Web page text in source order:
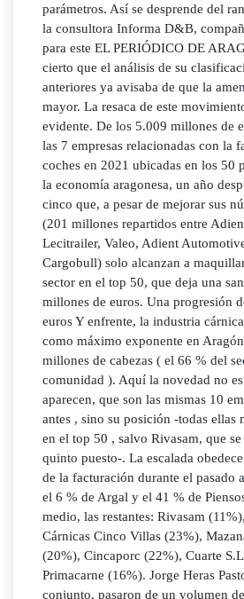
parámetros. Así se desprende del
la consultora Informa D&B,
para este EL PERIÓDICO DE
cierto que el análisis de su
anteriores ya avisaba de que la
mayor. La resaca de este
evidente. De los 5.009 millones de
las 7 empresas relacionadas con la
coches en 2021 ubicadas en los 50
la economía aragonesa, un año
cinco que, a pesar de mejorar sus
(201 millones repartidos entre
Lecitrailer, Valeo, Adient
Cargobull) solo alcanzan a
sector en el top 50, que deja una
millones de euros. Una progresión
euros Y enfrente, la industria
como máximo exponente en
millones de cabezas ( el 66 % del
comunidad ). Aquí la novedad no
aparecen, que son las mismas 10
antes , sino su posición -todas ellas
en el top 50 , salvo Rivasam, que
quinto puesto-. La escalada
de la facturación durante el pasado
el 6 % de Argal y el 41 % de
medio, las restantes: Rivasam
Cárnicas Cinco Villas (23%),
(20%), Cincaporc (22%), Cuarte
Primacarne (16%). Jorge Heras
conjunto, pasaron de un volumen